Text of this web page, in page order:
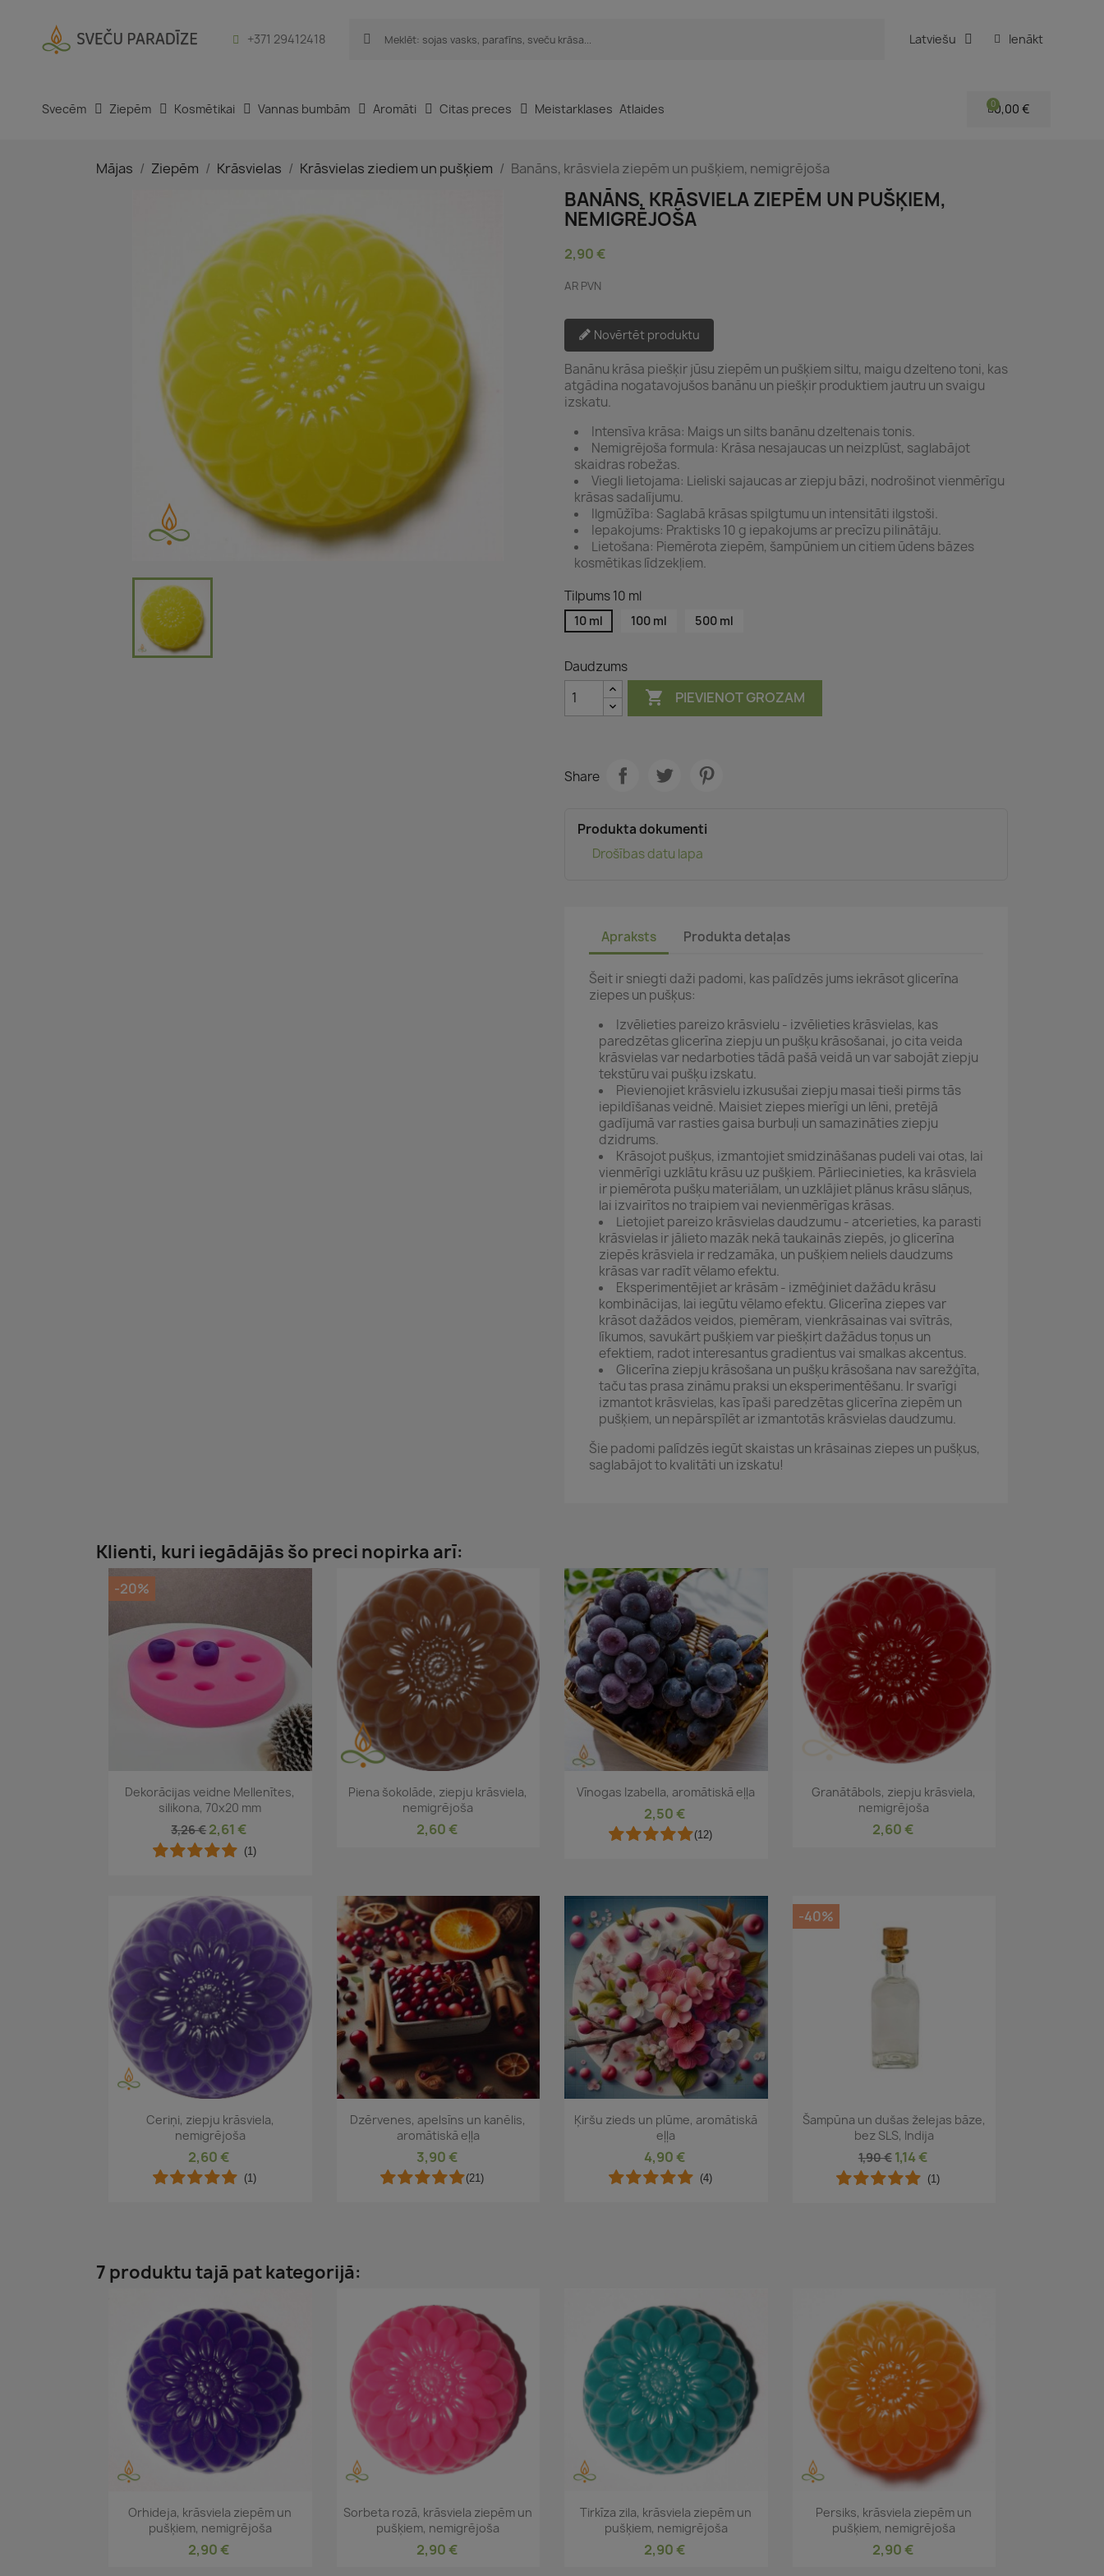
+371 29412418 Latviešu Ienākt
Svecēm Ziepēm Kosmētikai Vannas bumbām Aromāti Citas preces Meistarklases Atlaides 0,00 €
Mājas Ziepēm Krāsvielas Krāsvielas ziediem un pušķiem Banāns, krāsviela ziepēm un pušķiem, nemigrējoša
BANĀNS, KRĀSVIELA ZIEPĒM UN PUŠĶIEM,
NEMIGRĒJOŠA
2,90 €
AR PVN
Novērtēt produktu
Banānu krāsa piešķir jūsu ziepēm un pušķiem siltu, maigu dzelteno toni, kas
atgādina nogatavojušos banānu un piešķir produktiem jautru un svaigu
izskatu.
Intensīva krāsa: Maigs un silts banānu dzeltenais tonis.
Nemigrējoša formula: Krāsa nesajaucas un neizplūst, saglabājot
skaidras robežas.
Viegli lietojama: Lieliski sajaucas ar ziepju bāzi, nodrošinot vienmērīgu
krāsas sadalījumu.
Ilgmūžība: Saglabā krāsas spilgtumu un intensitāti ilgstoši.
Iepakojums: Praktisks 10 g iepakojums ar precīzu pilinātāju.
Lietošana: Piemērota ziepēm, šampūniem un citiem ūdens bāzes
kosmētikas līdzekļiem.
Tilpums 10 ml
10 ml 100 ml 500 ml
Daudzums
 PIEVIENOT GROZAM
Share
Produkta dokumenti
Drošības datu lapa
Apraksts Produkta detaļas
Šeit ir sniegti daži padomi, kas palīdzēs jums iekrāsot glicerīna
ziepes un pušķus:
Izvēlieties pareizo krāsvielu - izvēlieties krāsvielas, kas
paredzētas glicerīna ziepju un pušķu krāsošanai, jo cita veida
krāsvielas var nedarboties tādā pašā veidā un var sabojāt ziepju
tekstūru vai pušķu izskatu.
Pievienojiet krāsvielu izkusušai ziepju masai tieši pirms tās
iepildīšanas veidnē. Maisiet ziepes mierīgi un lēni, pretējā
gadījumā var rasties gaisa burbuļi un samazināties ziepju
dzidrums.
Krāsojot pušķus, izmantojiet smidzināšanas pudeli vai otas, lai
vienmērīgi uzklātu krāsu uz pušķiem. Pārliecinieties, ka krāsviela
ir piemērota pušķu materiālam, un uzklājiet plānus krāsu slāņus,
lai izvairītos no traipiem vai nevienmērīgas krāsas.
Lietojiet pareizo krāsvielas daudzumu - atcerieties, ka parasti
krāsvielas ir jālieto mazāk nekā taukainās ziepēs, jo glicerīna
ziepēs krāsviela ir redzamāka, un pušķiem neliels daudzums
krāsas var radīt vēlamo efektu.
Eksperimentējiet ar krāsām - izmēģiniet dažādu krāsu
kombinācijas, lai iegūtu vēlamo efektu. Glicerīna ziepes var
krāsot dažādos veidos, piemēram, vienkrāsainas vai svītrās,
līkumos, savukārt pušķiem var piešķirt dažādus toņus un
efektiem, radot interesantus gradientus vai smalkas akcentus.
Glicerīna ziepju krāsošana un pušķu krāsošana nav sarežģīta,
taču tas prasa zināmu praksi un eksperimentēšanu. Ir svarīgi
izmantot krāsvielas, kas īpaši paredzētas glicerīna ziepēm un
pušķiem, un nepārspīlēt ar izmantotās krāsvielas daudzumu.
Šie padomi palīdzēs iegūt skaistas un krāsainas ziepes un pušķus,
saglabājot to kvalitāti un izskatu!
Klienti, kuri iegādājās šo preci nopirka arī:
Īss ieskats
Dekorācijas veidne Mellenītes,
silikona, 70x20 mm
3,26 € 2,61 €
(1)
-20%
Īss ieskats
Piena šokolāde, ziepju krāsviela,
nemigrējoša
2,60 €
Īss ieskats
Vīnogas Izabella, aromātiskā eļļa
2,50 €
(12)
Īss ieskats
Granātābols, ziepju krāsviela,
nemigrējoša
2,60 €
 Īss ieskats
Ceriņi, ziepju krāsviela,
nemigrējoša
2,60 €
(1)
 Īss ieskats
Dzērvenes, apelsīns un kanēlis,
aromātiskā eļļa
3,90 €
(21)
Īss ieskats
Ķiršu zieds un plūme, aromātiskā
eļļa
4,90 €
(4)
Īss ieskats
Šampūna un dušas želejas bāze,
bez SLS, Indija
1,90 € 1,14 €
(1)
-40%
7 produktu tajā pat kategorijā:
Īss ieskats
Orhideja, krāsviela ziepēm un
pušķiem, nemigrējoša
2,90 €
Īss ieskats
Sorbeta rozā, krāsviela ziepēm un
pušķiem, nemigrējoša
2,90 €
 Īss ieskats
Tirkīza zila, krāsviela ziepēm un
pušķiem, nemigrējoša
2,90 €
Īss ieskats
Persiks, krāsviela ziepēm un
pušķiem, nemigrējoša
2,90 €